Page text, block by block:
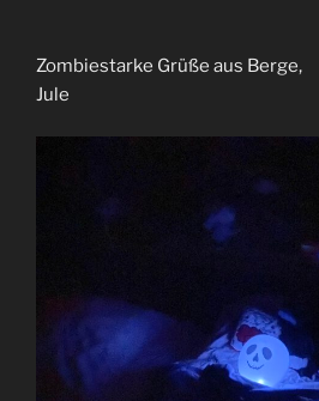
Zombiestarke Grüße aus Berge,
Jule